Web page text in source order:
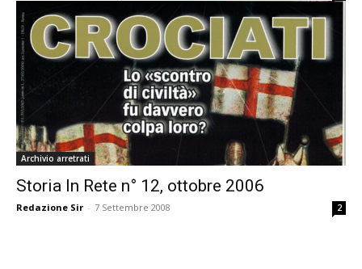
Archivio arretrati
Storia In Rete n° 12, ottobre 2006
Redazione Sir - 7 Settembre 2008 2